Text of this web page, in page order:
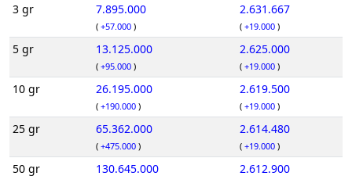
3 gr 7.895.000
( +57.000 )
2.631.667
( +19.000 )
5 gr 13.125.000
( +95.000 )
2.625.000
( +19.000 )
10 gr 26.195.000
( +190.000 )
2.619.500
( +19.000 )
25 gr 65.362.000
( +475.000 )
2.614.480
( +19.000 )
50 gr 130.645.000 2.612.900